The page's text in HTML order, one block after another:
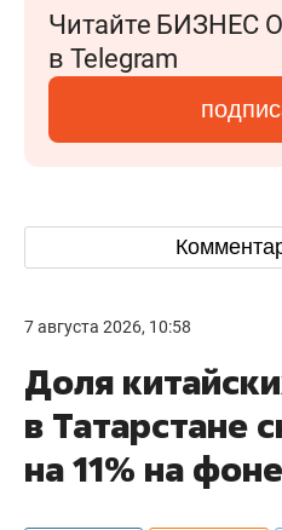
Читайте БИЗНЕС
в Telegram
7 августа 2026, 10:58
Доля
в Татарстане
на 11% на